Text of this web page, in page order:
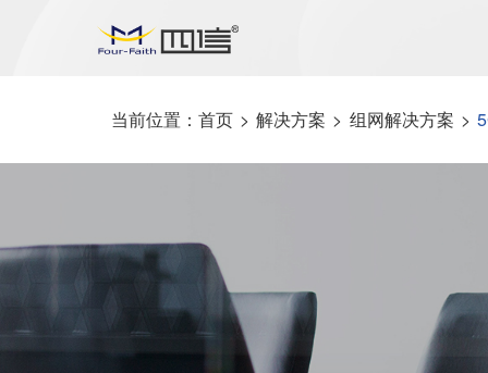
当前位置： 首页 > 解决方案 > 组网解决方案 >